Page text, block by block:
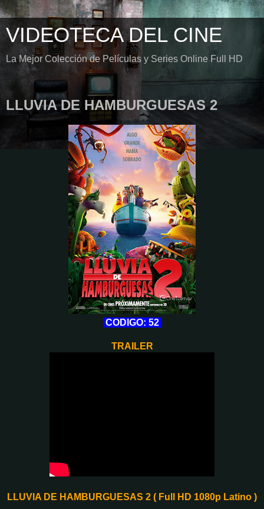
VIDEOTECA DEL CINE
La Mejor Colección de Películas y Series Online Full HD
LLUVIA DE HAMBURGUESAS 2
CODIGO: 52
TRAILER
LLUVIA DE HAMBURGUESAS 2 ( Full HD 1080p Latino )